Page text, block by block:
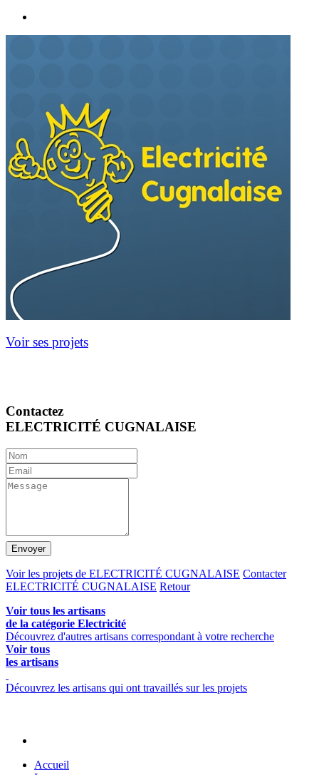
Voir ses projets
Contactez
ELECTRICITÉ CUGNALAISE
Envoyer
Voir les projets de ELECTRICITÉ CUGNALAISE Contacter
ELECTRICITÉ CUGNALAISE Retour
Voir tous les artisans
de la catégorie Electricité
Découvrez d'autres artisans correspondant à votre recherche
Voir tous
les artisans
Découvrez les artisans qui ont travaillés sur les projets
Accueil